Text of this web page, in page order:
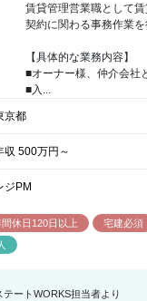
賃貸管理営業職として
契約に関わる事務作業を
【具体的な業務内容】
■オーナー様、仲介会社
■入...
京都
収 500万円 ～
ジPM
間休日120日以上
宅建必須
テートWORKS担当者より